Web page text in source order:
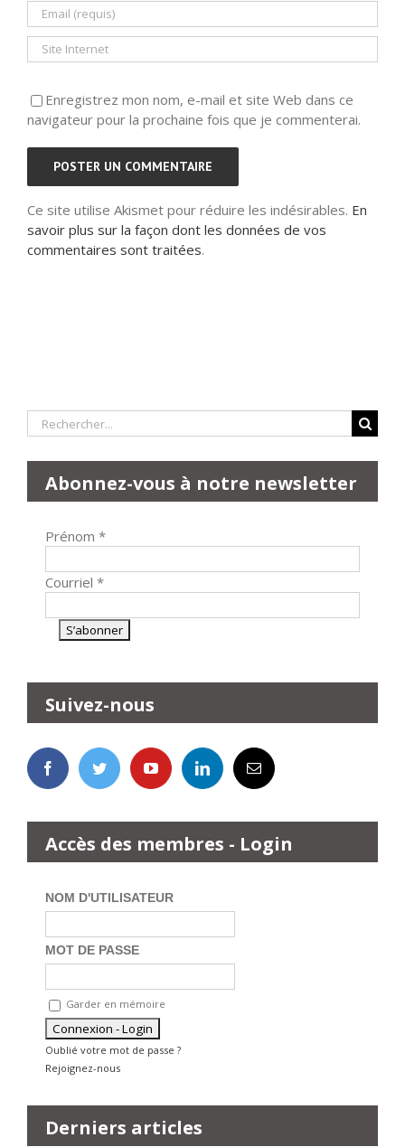
Enregistrez mon nom, e-mail et site Web dans ce
navigateur pour la prochaine fois que je commenterai.
Ce site utilise Akismet pour réduire les indésirables. En
savoir plus sur la façon dont les données de vos
commentaires sont traitées.
Rechercher:
Abonnez-vous à notre newsletter
Prénom *
Courriel *
Suivez-nous
Accès des membres - Login
NOM D'UTILISATEUR
MOT DE PASSE
Garder en mémoire
Oublié votre mot de passe ?
Rejoignez-nous
Derniers articles